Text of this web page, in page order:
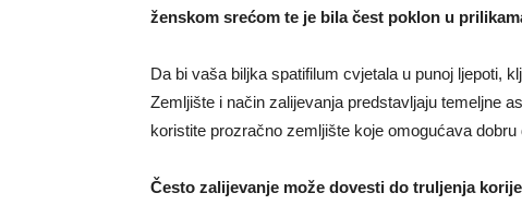
ženskom srećom te je bila čest poklon u
Da bi vaša biljka spatifilum cvjetala u punoj ljepoti,
Zemljište i način zalijevanja predstavljaju temeljne
koristite prozračno zemljište koje omogućava
Često zalijevanje može dovesti do truljenja